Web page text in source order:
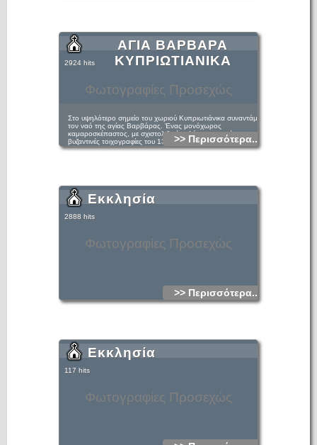
του 19ου αιώνα.
Φωτογραφίες Προσεχώς
ΑΓΙΑ ΒΑΡΒΑΡΑ
ΚΥΠΡΙΩΤΙΑΝΙΚΑ
2924 hits
Στο υψηλότερο σημείο του χωριού Κυπριωτιάνικα συναντάμε
τον ναό της αγίας Βαρβάρας. Ένας μονόχωρος
καμαροσκέπαστος, με σχιστολιθικές πλάκες στη στέγη, με
βυζαντινές τοιχογραφίες του 13ου αιώνα και μεταβυζαντινές
του 18ου. Δίπλα ακριβώς από τον ναό υπάρχει ένας μικρός
>> Περισσότερα...
Φωτογραφίες Προσεχώς
Εκκλησία
2888 hits
>> Περισσότερα...
Φωτογραφίες Προσεχώς
Εκκλησία
117 hits